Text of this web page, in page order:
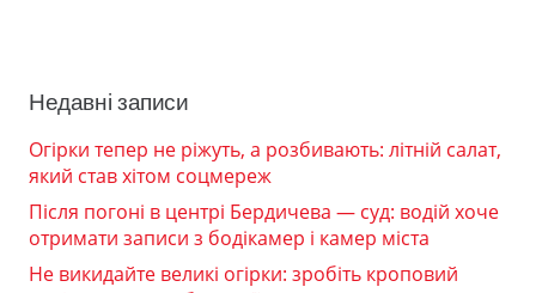
Недавні записи
Огірки тепер не ріжуть, а розбивають: літній салат,
який став хітом соцмереж
Після погоні в центрі Бердичева — суд: водій хоче
отримати записи з бодікамер і камер міста
Не викидайте великі огірки: зробіть кроповий